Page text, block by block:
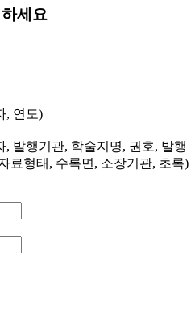
세요
, 연도)
, 발행기관, 학술지명, 권호, 발행
료형태, 수록면, 소장기관, 초록)